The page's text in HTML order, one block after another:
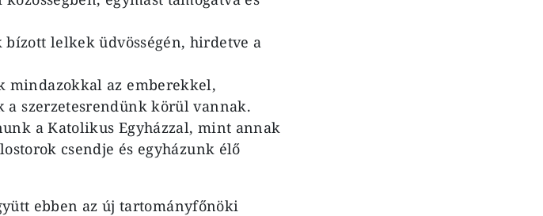
lelkek üdvösségén, hirdetve a
mindazokkal az emberekkel,
a szerzetesrendünk körül vannak.
a Katolikus Egyházzal, mint annak
csendje és egyházunk élő
ebben az új tartományfőnöki